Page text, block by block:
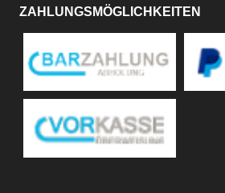
ZAHLUNGSMÖGLICHKEITEN